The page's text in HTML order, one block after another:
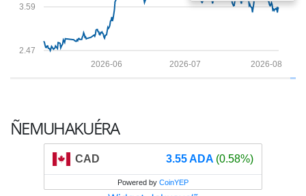
2.47
3.59
2026-08
2026-07
2026-06
ÑEMUHAKUÉRA
CAD 3.55 ADA (0.58%)
Powered by CoinYEP